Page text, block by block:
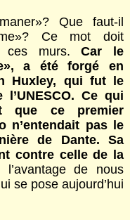
Que faut-il
Ce mot doit
ces murs.Car le
a été forgé en
Huxley, qui fut le
Ce qui
que ce premier
n’entendait pas le
de Dante. Sa
contre celle de la
de nous
se pose aujourd’hui